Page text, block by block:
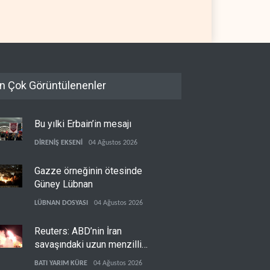
Çok Görüntülenenler
Bu yılki Erbain’in mesajı
DİRENİŞ EKSENİ 04 Ağustos 2026
Gazze örneğinin ötesinde
Güney Lübnan
LÜBNAN DOSYASI 04 Ağustos 2026
Reuters: ABD’nin İran
savaşındaki uzun menzilli
füze stokları tükenme
BATI YARIM KÜRE 04 Ağustos 2026